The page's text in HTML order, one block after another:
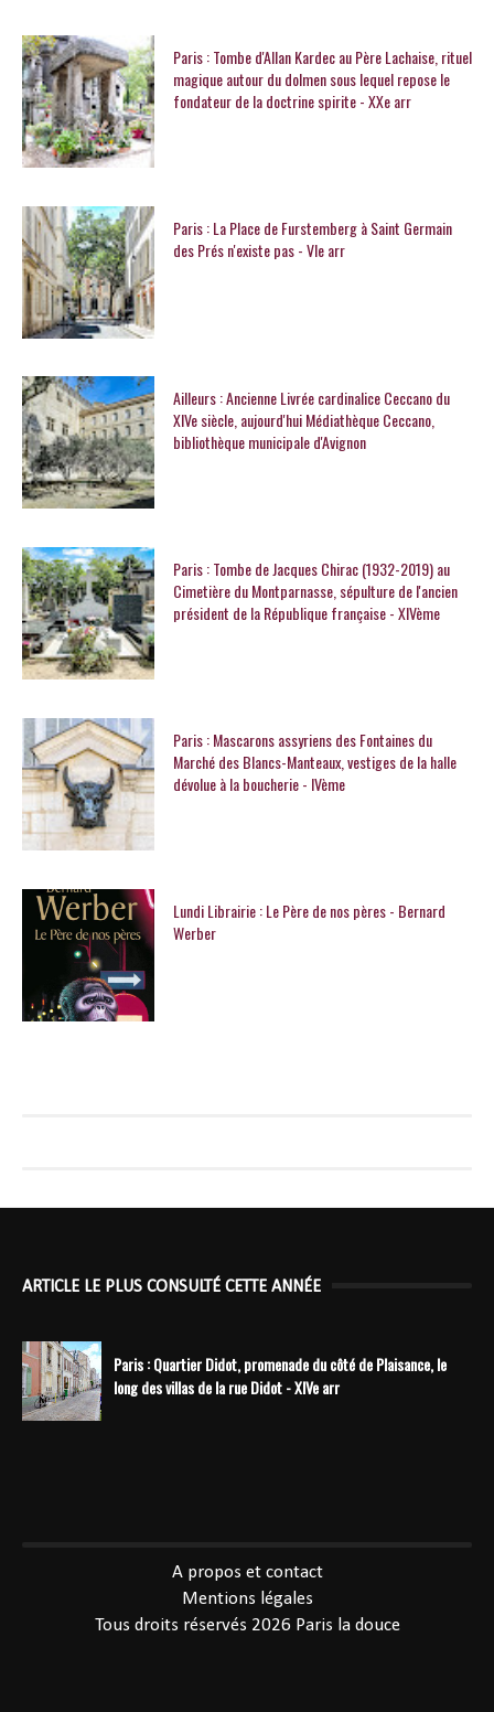
Paris : Tombe d'Allan Kardec au Père Lachaise, rituel
magique autour du dolmen sous lequel repose le
fondateur de la doctrine spirite - XXe arr
Paris : La Place de Furstemberg à Saint Germain
des Prés n'existe pas - VIe arr
Ailleurs : Ancienne Livrée cardinalice Ceccano du
XIVe siècle, aujourd'hui Médiathèque Ceccano,
bibliothèque municipale d'Avignon
Paris : Tombe de Jacques Chirac (1932-2019) au
Cimetière du Montparnasse, sépulture de l'ancien
président de la République française - XIVème
Paris : Mascarons assyriens des Fontaines du
Marché des Blancs-Manteaux, vestiges de la halle
dévolue à la boucherie - IVème
Lundi Librairie : Le Père de nos pères - Bernard
Werber
ARTICLE LE PLUS CONSULTÉ CETTE ANNÉE
Paris : Quartier Didot, promenade du côté de Plaisance, le
long des villas de la rue Didot - XIVe arr
A propos et contact
Mentions légales
Tous droits réservés 2026 Paris la douce